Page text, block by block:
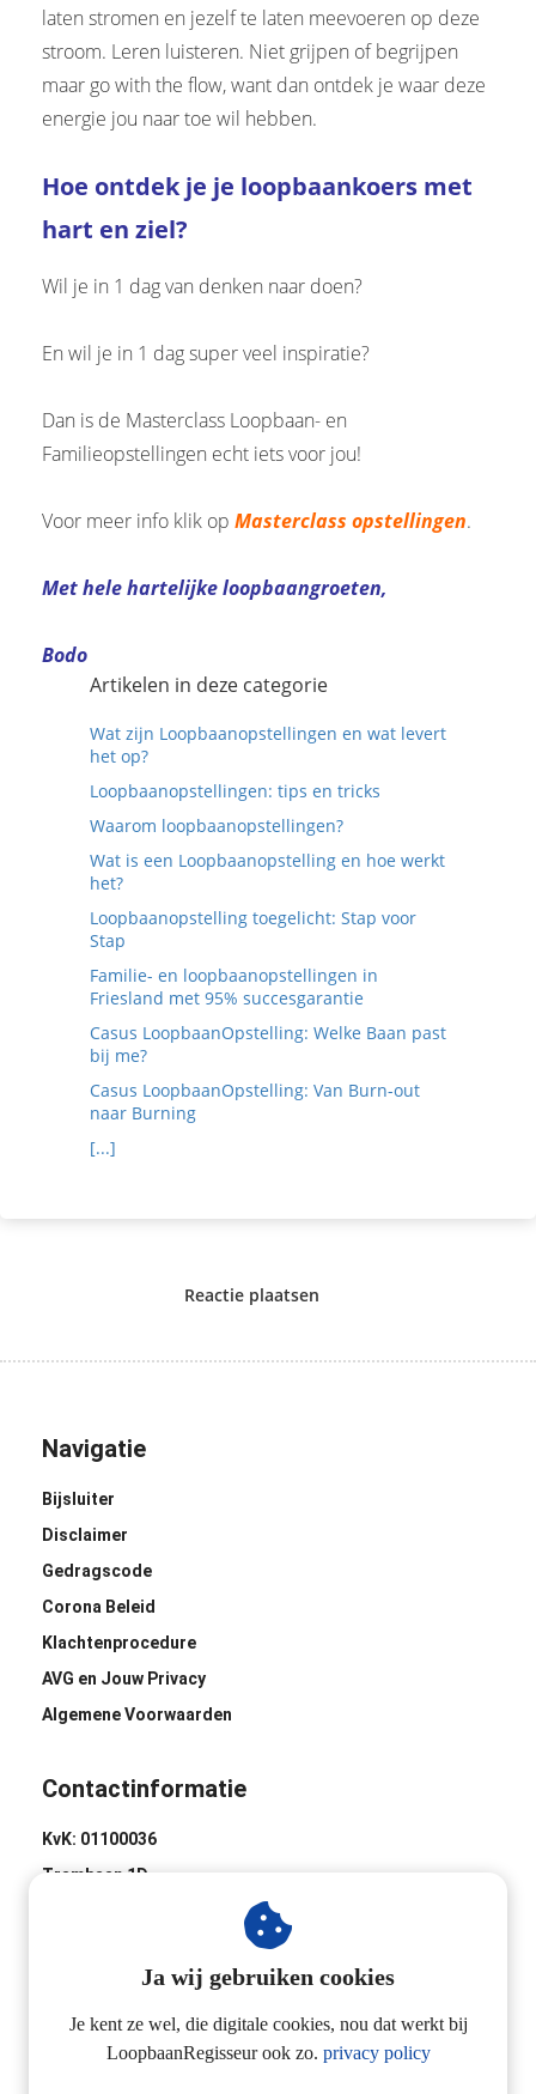
laten stromen en jezelf te laten meevoeren op deze
stroom. Leren luisteren. Niet grijpen of begrijpen
maar go with the flow, want dan ontdek je waar deze
energie jou naar toe wil hebben.
Hoe ontdek je je loopbaankoers met
hart en ziel?
Wil je in 1 dag van denken naar doen?
En wil je in 1 dag super veel inspiratie?
Dan is de Masterclass Loopbaan- en
Familieopstellingen echt iets voor jou!
Voor meer info klik op Masterclass opstellingen.
Met hele hartelijke loopbaangroeten,
Bodo
Artikelen in deze categorie
Wat zijn Loopbaanopstellingen en wat levert
het op?
Loopbaanopstellingen: tips en tricks
Waarom loopbaanopstellingen?
Wat is een Loopbaanopstelling en hoe werkt
het?
Loopbaanopstelling toegelicht: Stap voor
Stap
Familie- en loopbaanopstellingen in
Friesland met 95% succesgarantie
Casus LoopbaanOpstelling: Welke Baan past
bij me?
Casus LoopbaanOpstelling: Van Burn-out
naar Burning
[...]
Reactie plaatsen
Navigatie
Bijsluiter
Disclaimer
Gedragscode
Corona Beleid
Klachtenprocedure
AVG en Jouw Privacy
Algemene Voorwaarden
Contactinformatie
KvK: 01100036
Trambaan 1D
Industrieweg 2D
3433 NL Nieuwegein
06-24257923
Ja wij gebruiken cookies
Je kent ze wel, die digitale cookies, nou dat werkt bij
LoopbaanRegisseur ook zo. privacy policy